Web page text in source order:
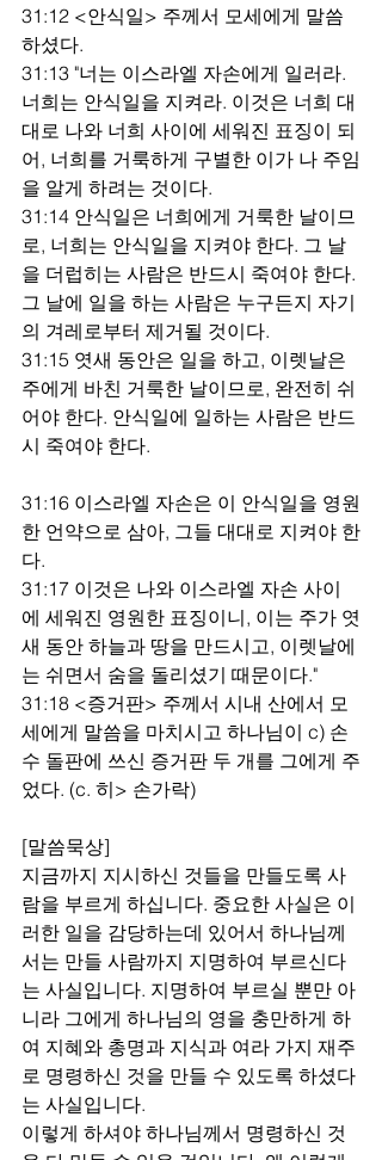
31:12 <안식일> 주께서 모세에게 말씀
하셨다.
31:13 "너는 이스라엘 자손에게 일러라.
너희는 안식일을 지켜라. 이것은 너희 대
대로 나와 너희 사이에 세워진 표징이 되
어, 너희를 거룩하게 구별한 이가 나 주임
을 알게 하려는 것이다.
31:14 안식일은 너희에게 거룩한 날이므
로, 너희는 안식일을 지켜야 한다. 그 날
을 더럽히는 사람은 반드시 죽여야 한다.
그 날에 일을 하는 사람은 누구든지 자기
의 겨레로부터 제거될 것이다.
31:15 엿새 동안은 일을 하고, 이렛날은
주에게 바친 거룩한 날이므로, 완전히 쉬
어야 한다. 안식일에 일하는 사람은 반드
시 죽여야 한다.
31:16 이스라엘 자손은 이 안식일을 영원
한 언약으로 삼아, 그들 대대로 지켜야 한
다.
31:17 이것은 나와 이스라엘 자손 사이
에 세워진 영원한 표징이니, 이는 주가 엿
새 동안 하늘과 땅을 만드시고, 이렛날에
는 쉬면서 숨을 돌리셨기 때문이다."
31:18 <증거판> 주께서 시내 산에서 모
세에게 말씀을 마치시고 하나님이 c) 손
수 돌판에 쓰신 증거판 두 개를 그에게 주
었다. (c. 히> 손가락)
[말씀묵상]
지금까지 지시하신 것들을 만들도록 사
람을 부르게 하십니다. 중요한 사실은 이
러한 일을 감당하는데 있어서 하나님께
서는 만들 사람까지 지명하여 부르신다
는 사실입니다. 지명하여 부르실 뿐만 아
니라 그에게 하나님의 영을 충만하게 하
여 지혜와 총명과 지식과 여라 가지 재주
로 명령하신 것을 만들 수 있도록 하셨다
는 사실입니다.
이렇게 하셔야 하나님께서 명령하신 것